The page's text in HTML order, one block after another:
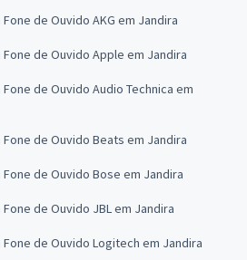
de Ouvido AKG em Jandira
de Ouvido Apple em Jandira
de Ouvido Audio Technica em
de Ouvido Beats em Jandira
de Ouvido Bose em Jandira
de Ouvido JBL em Jandira
de Ouvido Logitech em Jandira